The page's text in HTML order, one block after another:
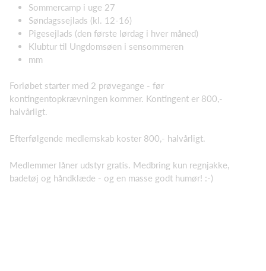
Sommercamp i uge 27
Søndagssejlads (kl. 12-16)
Pigesejlads (den første lørdag i hver måned)
Klubtur til Ungdomsøen i sensommeren
mm
Forløbet starter med 2 prøvegange - før
kontingentopkrævningen kommer. Kontingent er 800,-
halvårligt.
Efterfølgende medlemskab koster 800,- halvårligt.
Medlemmer låner udstyr gratis. Medbring kun regnjakke,
badetøj og håndklæde - og en masse godt humør! :-)